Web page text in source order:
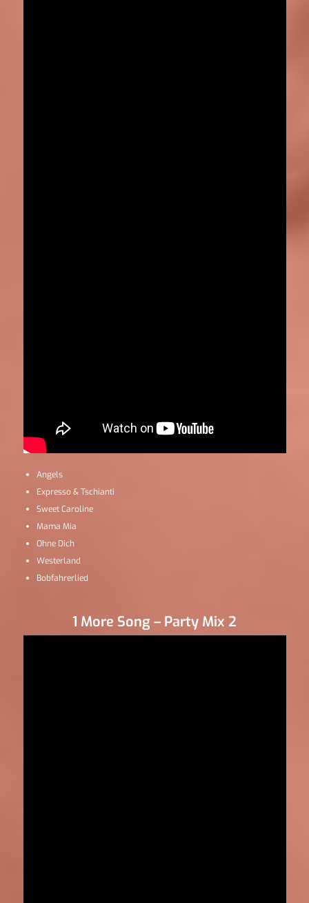
Angels
Expresso & Tschianti
Sweet Caroline
Mama Mia
Ohne Dich
Westerland
Bobfahrerlied
1 More Song – Party Mix 2